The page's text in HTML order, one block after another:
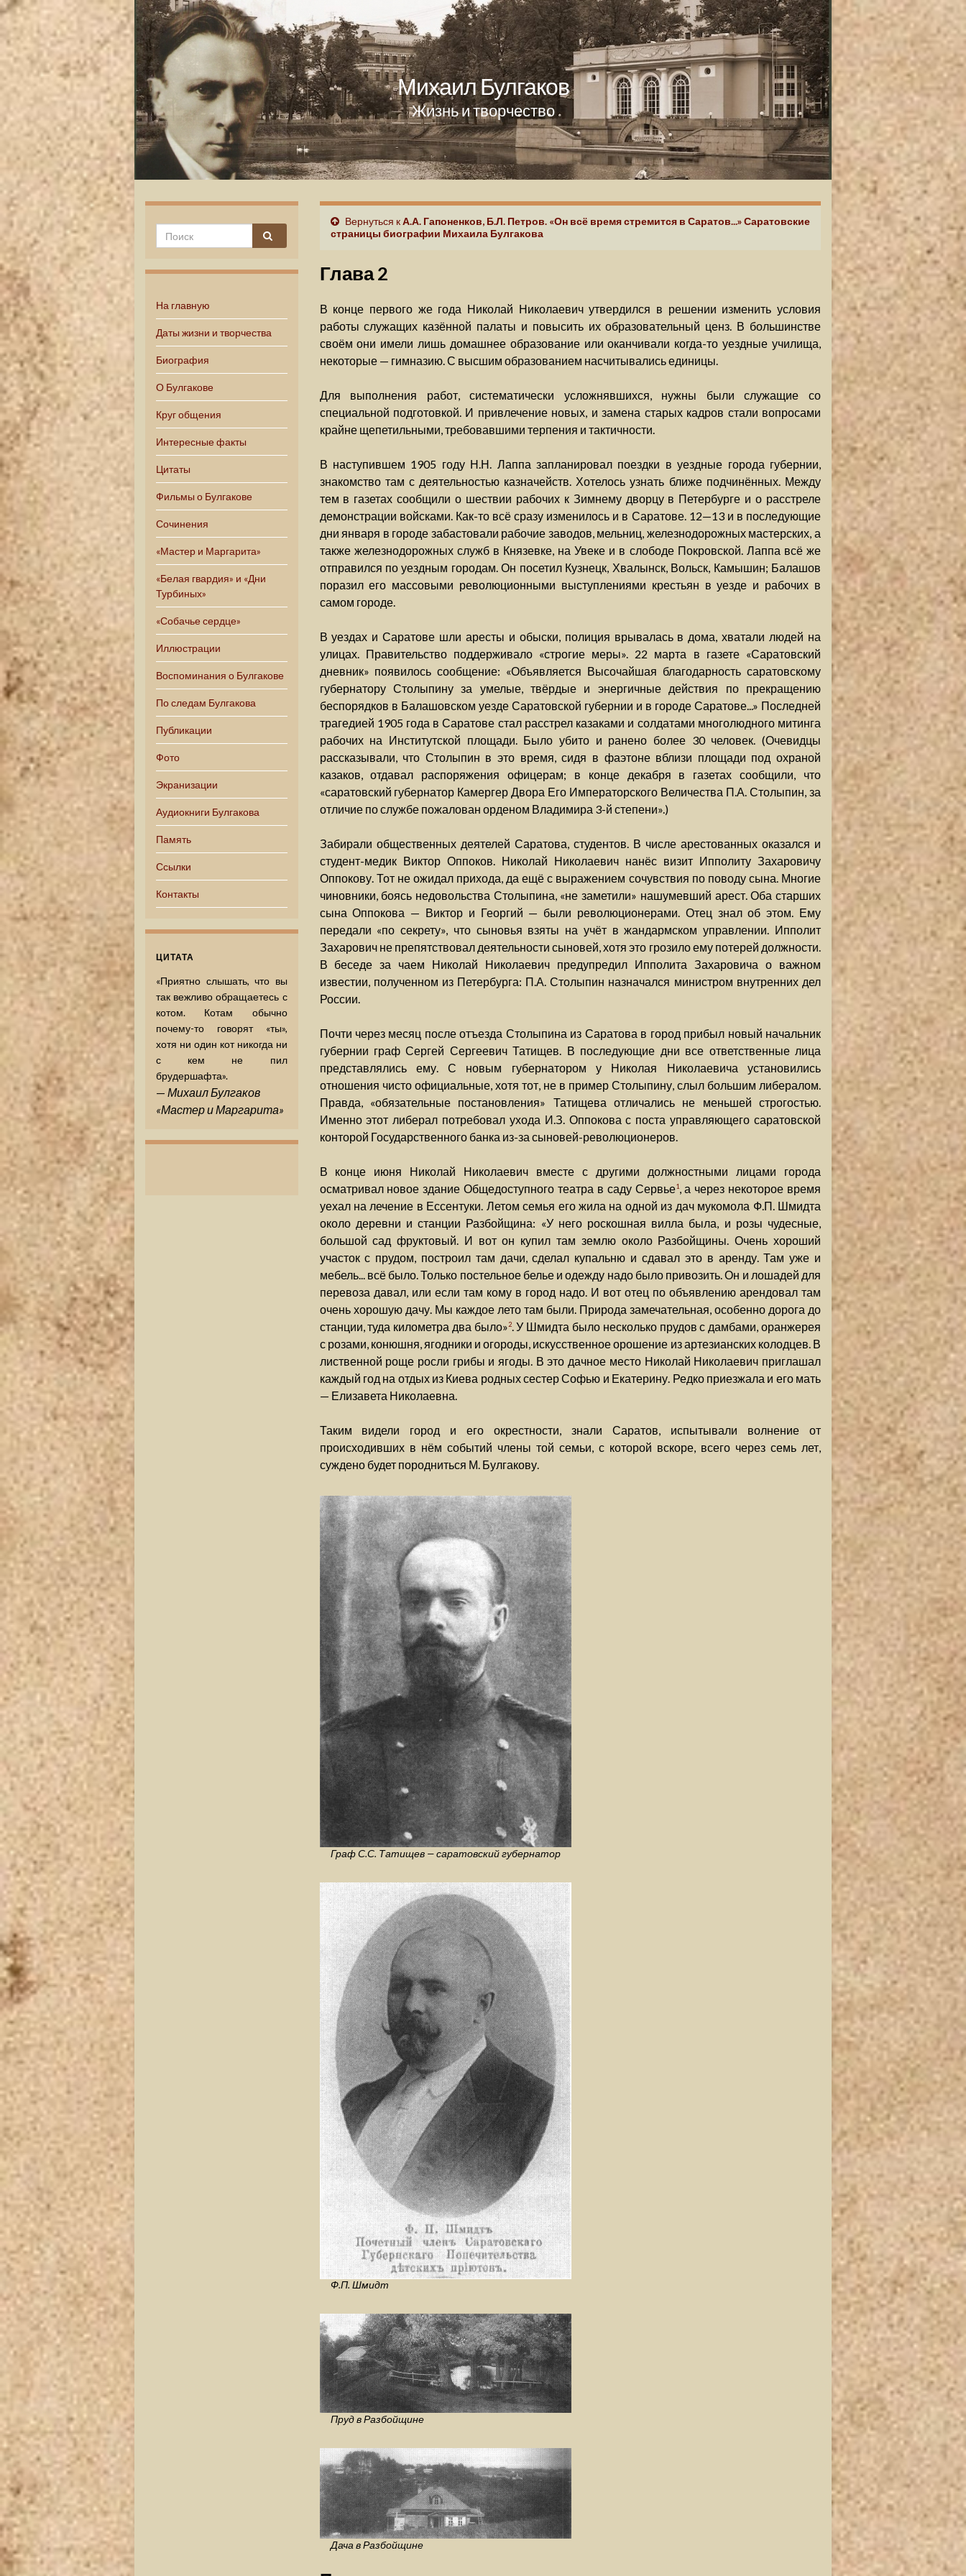
Михаил Булгаков
Жизнь и творчество
На главную
Даты жизни и творчества
Биография
О Булгакове
Круг общения
Интересные факты
Цитаты
Фильмы о Булгакове
Сочинения
«Мастер и Маргарита»
«Белая гвардия» и «Дни
Турбиных»
«Собачье сердце»
Иллюстрации
Воспоминания о Булгакове
По следам Булгакова
Публикации
Фото
Экранизации
Аудиокниги Булгакова
Память
Ссылки
Контакты
ЦИТАТА
«Приятно слышать, что вы
так вежливо обращаетесь с
котом. Котам обычно
почему-то говорят «ты»,
хотя ни один кот никогда ни
с кем не пил
брудершафта».
— Михаил Булгаков
«Мастер и Маргарита»
Вернуться кА.А. Гапоненков, Б.Л. Петров. «Он всё время стремится в Саратов...» Саратовские
страницы биографии Михаила Булгакова
Глава 2
В конце первого же года Николай Николаевич утвердился в решении изменить условия
работы служащих казённой палаты и повысить их образовательный ценз. В большинстве
своём они имели лишь домашнее образование или оканчивали когда-то уездные училища,
некоторые — гимназию. С высшим образованием насчитывались единицы.
Для выполнения работ, систематически усложнявшихся, нужны были служащие со
специальной подготовкой. И привлечение новых, и замена старых кадров стали вопросами
крайне щепетильными, требовавшими терпения и тактичности.
В наступившем 1905 году Н.Н. Лаппа запланировал поездки в уездные города губернии,
знакомство там с деятельностью казначейств. Хотелось узнать ближе подчинённых. Между
тем в газетах сообщили о шествии рабочих к Зимнему дворцу в Петербурге и о расстреле
демонстрации войсками. Как-то всё сразу изменилось и в Саратове. 12—13 и в последующие
дни января в городе забастовали рабочие заводов, мельниц, железнодорожных мастерских, а
также железнодорожных служб в Князевке, на Увеке и в слободе Покровской. Лаппа всё же
отправился по уездным городам. Он посетил Кузнецк, Хвалынск, Вольск, Камышин; Балашов
поразил его массовыми революционными выступлениями крестьян в уезде и рабочих в
самом городе.
В уездах и Саратове шли аресты и обыски, полиция врывалась в дома, хватали людей на
улицах. Правительство поддерживало «строгие меры». 22 марта в газете «Саратовский
дневник» появилось сообщение: «Объявляется Высочайшая благодарность саратовскому
губернатору Столыпину за умелые, твёрдые и энергичные действия по прекращению
беспорядков в Балашовском уезде Саратовской губернии и в городе Саратове...» Последней
трагедией 1905 года в Саратове стал расстрел казаками и солдатами многолюдного митинга
рабочих на Институтской площади. Было убито и ранено более 30 человек. (Очевидцы
рассказывали, что Столыпин в это время, сидя в фаэтоне вблизи площади под охраной
казаков, отдавал распоряжения офицерам; в конце декабря в газетах сообщили, что
«саратовский губернатор Камергер Двора Его Императорского Величества П.А. Столыпин, за
отличие по службе пожалован орденом Владимира 3-й степени».)
Забирали общественных деятелей Саратова, студентов. В числе арестованных оказался и
студент-медик Виктор Оппоков. Николай Николаевич нанёс визит Ипполиту Захаровичу
Оппокову. Тот не ожидал прихода, да ещё с выражением сочувствия по поводу сына. Многие
чиновники, боясь недовольства Столыпина, «не заметили» нашумевший арест. Оба старших
сына Оппокова — Виктор и Георгий — были революционерами. Отец знал об этом. Ему
передали «по секрету», что сыновья взяты на учёт в жандармском управлении. Ипполит
Захарович не препятствовал деятельности сыновей, хотя это грозило ему потерей должности.
В беседе за чаем Николай Николаевич предупредил Ипполита Захаровича о важном
известии, полученном из Петербурга: П.А. Столыпин назначался министром внутренних дел
России.
Почти через месяц после отъезда Столыпина из Саратова в город прибыл новый начальник
губернии граф Сергей Сергеевич Татищев. В последующие дни все ответственные лица
представлялись ему. С новым губернатором у Николая Николаевича установились
отношения чисто официальные, хотя тот, не в пример Столыпину, слыл большим либералом.
Правда, «обязательные постановления» Татищева отличались не меньшей строгостью.
Именно этот либерал потребовал ухода И.З. Оппокова с поста управляющего саратовской
конторой Государственного банка из-за сыновей-революционеров.
В конце июня Николай Николаевич вместе с другими должностными лицами города
осматривал новое здание Общедоступного театра в саду Сервье1, а через некоторое время
уехал на лечение в Ессентуки. Летом семья его жила на одной из дач мукомола Ф.П. Шмидта
около деревни и станции Разбойщина: «У него роскошная вилла была, и розы чудесные,
большой сад фруктовый. И вот он купил там землю около Разбойщины. Очень хороший
участок с прудом, построил там дачи, сделал купальню и сдавал это в аренду. Там уже и
мебель... всё было. Только постельное белье и одежду надо было привозить. Он и лошадей для
перевоза давал, или если там кому в город надо. И вот отец по объявлению арендовал там
очень хорошую дачу. Мы каждое лето там были. Природа замечательная, особенно дорога до
станции, туда километра два было»2. У Шмидта было несколько прудов с дамбами, оранжерея
с розами, конюшня, ягодники и огороды, искусственное орошение из артезианских колодцев. В
лиственной роще росли грибы и ягоды. В это дачное место Николай Николаевич приглашал
каждый год на отдых из Киева родных сестер Софью и Екатерину. Редко приезжала и его мать
— Елизавета Николаевна.
Таким видели город и его окрестности, знали Саратов, испытывали волнение от
происходивших в нём событий члены той семьи, с которой вскоре, всего через семь лет,
суждено будет породниться М. Булгакову.
Граф С.С. Татищев — саратовский губернатор
Ф.П. Шмидт
Пруд в Разбойщине
Дача в Разбойщине